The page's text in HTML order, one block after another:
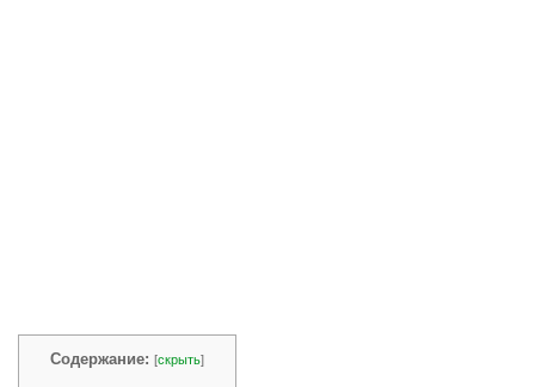
Содержание: [скрыть]